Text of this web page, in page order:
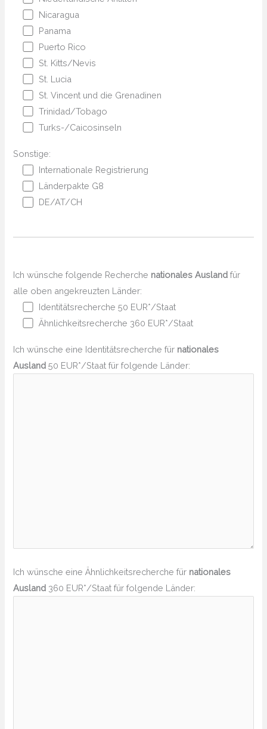
Nicaragua
Panama
Puerto Rico
St. Kitts/Nevis
St. Lucia
St. Vincent und die Grenadinen
Trinidad/Tobago
Turks-/Caicosinseln
Sonstige:
Internationale Registrierung
Länderpakte G8
DE/AT/CH
Ich wünsche folgende Recherche nationales Ausland für
alle oben angekreuzten Länder:
Identitätsrecherche 50 EUR*/Staat
Ähnlichkeitsrecherche 360 EUR*/Staat
Ich wünsche eine Identitätsrecherche für nationales
Ausland 50 EUR*/Staat für folgende Länder:
Ich wünsche eine Ähnlichkeitsrecherche für nationales
Ausland 360 EUR*/Staat für folgende Länder: